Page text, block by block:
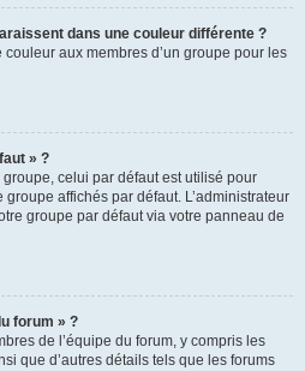
dans une couleur différente ?
couleur aux membres d’un groupe pour les
» ?
celui par défaut est utilisé pour
affichés par défaut. L’administrateur
groupe par défaut via votre panneau de
forum » ?
de l’équipe du forum, y compris les
que d’autres détails tels que les forums